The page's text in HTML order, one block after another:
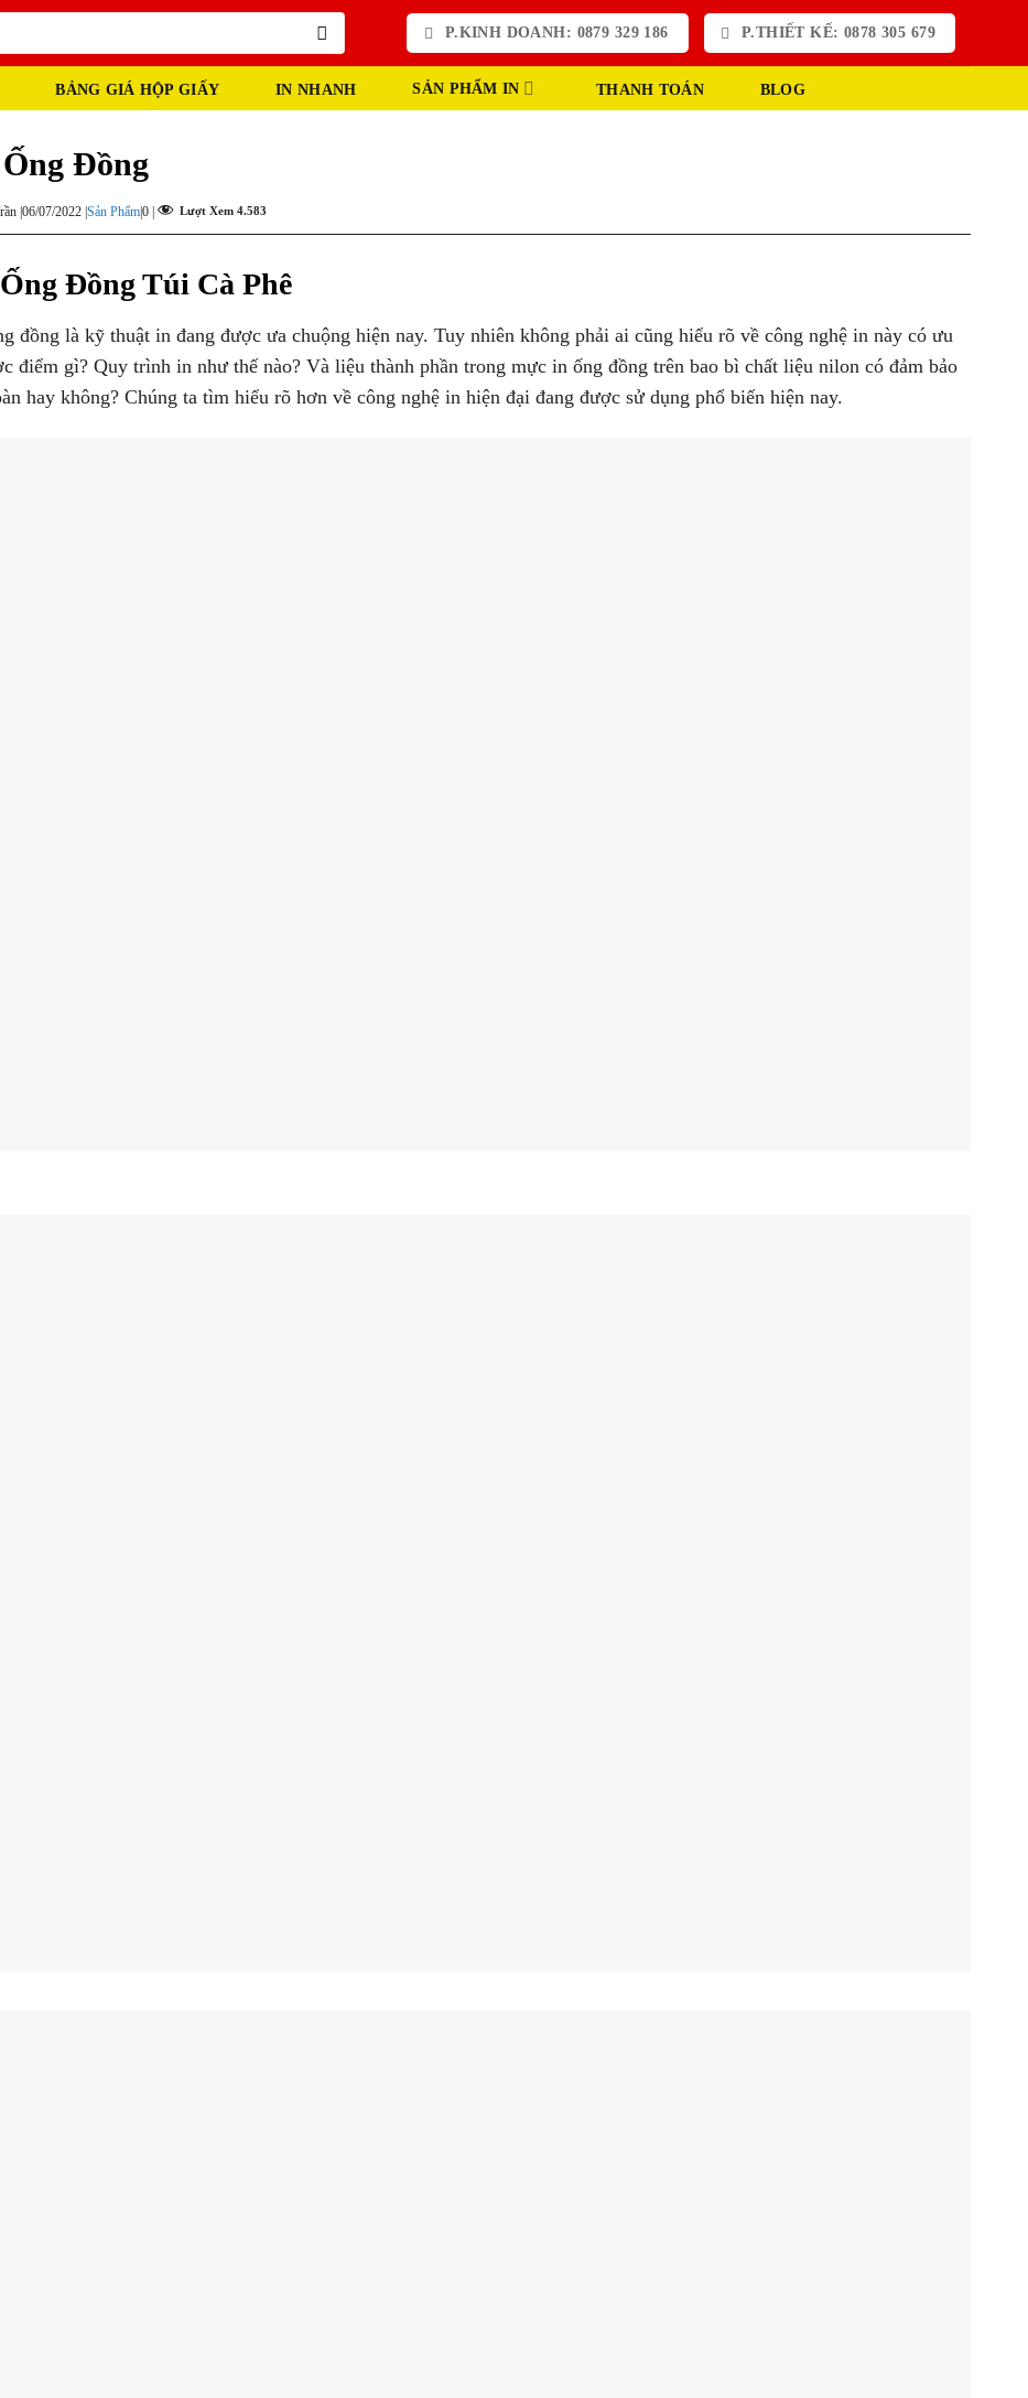
P.KINH DOANH: 0879 329 186 P.THIẾT KẾ: 0878 305 679
BẢNG GIÁ HỘP GIẤY IN NHANH SẢN PHẨM IN THANH TOÁN BLOG
Đồng
| 06/07/2022 | Sản Phẩm0 | Lượt Xem 4.583
Đồng Túi Cà Phê
đồng là kỹ thuật in đang được ưa chuộng hiện nay. Tuy nhiên không phải ai cũng hiểu rõ về công nghệ in này có ưu
điểm gì? Quy trình in như thế nào? Và liệu thành phần trong mực in ống đồng trên bao bì chất liệu nilon có đảm bảo
hay không? Chúng ta tìm hiểu rõ hơn về công nghệ in hiện đại đang được sử dụng phổ biến hiện nay.